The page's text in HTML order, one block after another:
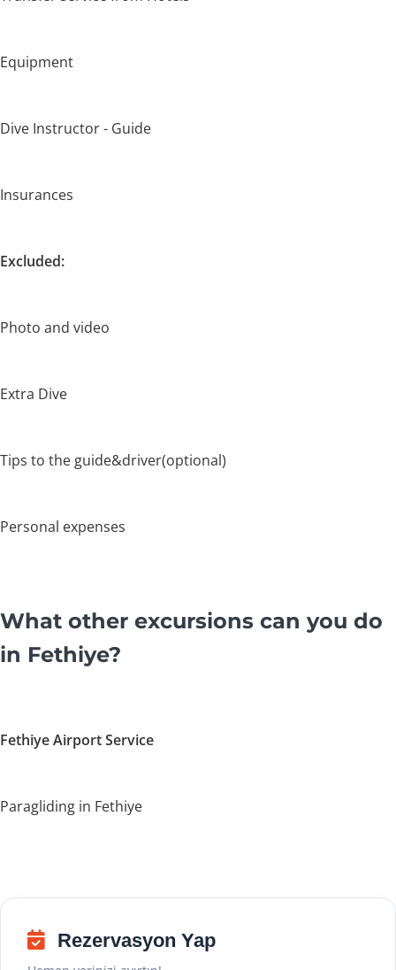
Equipment
Dive Instructor - Guide
Insurances
Excluded:
Photo and video
Extra Dive
Tips to the guide&driver(optional)
Personal expenses
What other excursions can you do
in Fethiye?
Fethiye Airport Service
Paragliding in Fethiye
Rezervasyon Yap